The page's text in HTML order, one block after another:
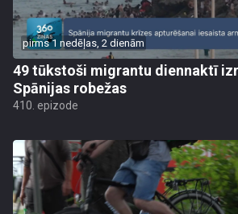
pirms 1 nedēļas, 2 dienām
49 tūkstoši migrantu diennaktī
Spānijas robežas
410. epizode